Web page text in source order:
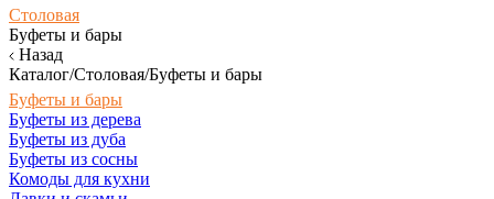
Столовая
Буфеты и бары
Назад
Каталог/Столовая/Буфеты и бары
Буфеты и бары
Буфеты из дерева
Буфеты из дуба
Буфеты из сосны
Комоды для кухни